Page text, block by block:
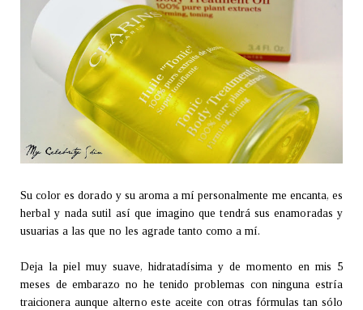
Su color es dorado y su aroma a mí personalmente me encanta, es
herbal y nada sutil así que imagino que tendrá sus enamoradas y
usuarias a las que no les agrade tanto como a mí.
Deja la piel muy suave, hidratadísima y de momento en mis 5
meses de embarazo no he tenido problemas con ninguna estría
traicionera aunque alterno este aceite con otras fórmulas tan sólo